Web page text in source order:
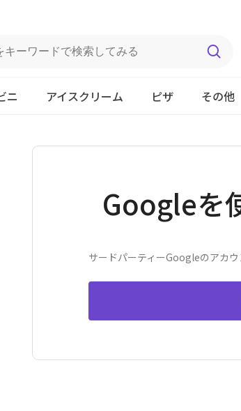
ニ アイスクリーム ピザ その他
Googleを
サードパーティーGoogleのアカウ